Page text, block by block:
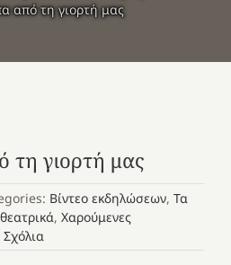
από τη γιορτή μας
τη γιορτή μας
Βίντεο εκδηλώσεων, Τα
θεατρικά, Χαρούμενες
Σχόλια